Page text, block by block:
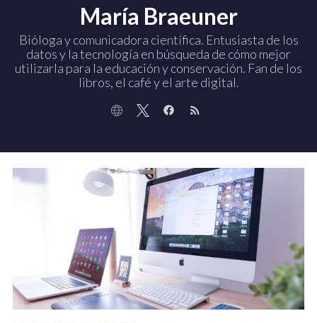
María Braeuner
Bióloga y comunicadora científica. Entusiasta de los
datos y la tecnología en búsqueda de cómo mejor
utilizarla para la educación y conservación. Fan de los
libros, el café y el arte digital.